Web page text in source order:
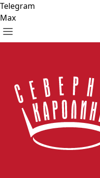
Telegram
Max